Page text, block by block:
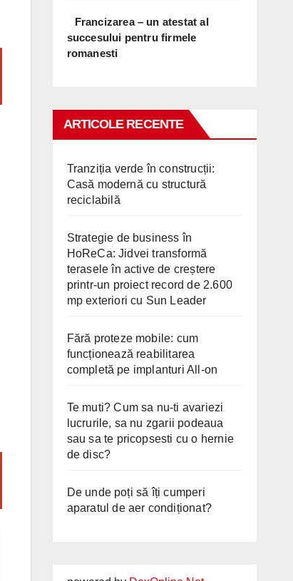
Francizarea – un atestat al
succesului pentru firmele
romanesti
ARTICOLE RECENTE
Tranziția verde în construcții:
Casă modernă cu structură
reciclabilă
Strategie de business în
HoReCa: Jidvei transformă
terasele în active de creștere
printr-un proiect record de 2.600
mp exteriori cu Sun Leader
Fără proteze mobile: cum
funcționează reabilitarea
completă pe implanturi All-on
Te muti? Cum sa nu-ti avariezi
lucrurile, sa nu zgarii podeaua
sau sa te pricopsesti cu o hernie
de disc?
De unde poți să îți cumperi
aparatul de aer condiționat?